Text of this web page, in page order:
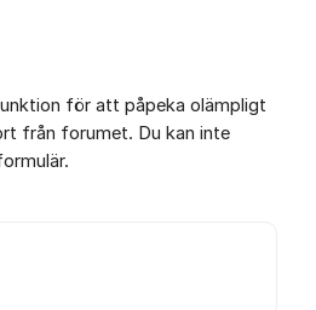
för att påpeka olämpligt
från forumet. Du kan inte